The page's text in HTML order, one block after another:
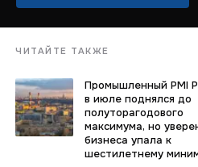
ЧИТАЙТЕ ТАКЖЕ
Промышленный PMI
в июле поднялся до
полуторагодового
максимума, но
бизнеса упала к
шестилетнему